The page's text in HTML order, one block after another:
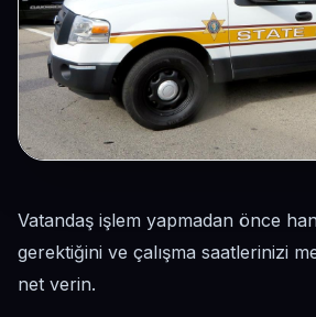
Vatandaş işlem yapmadan önce
gerektiğini ve çalışma saatlerinizi
net verin.